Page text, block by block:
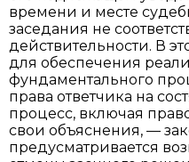
времени и месте
заседания не
действительности. В
для обеспечения
фундаментального
права ответчика на
процесс, включая
свои объяснения, —
предусматривается